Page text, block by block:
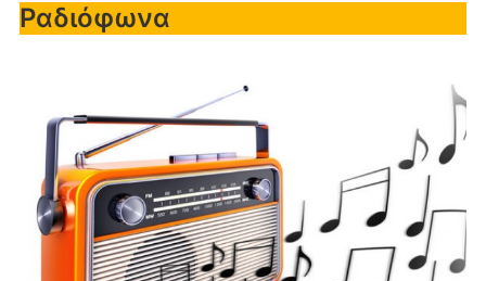
Ραδιόφωνα